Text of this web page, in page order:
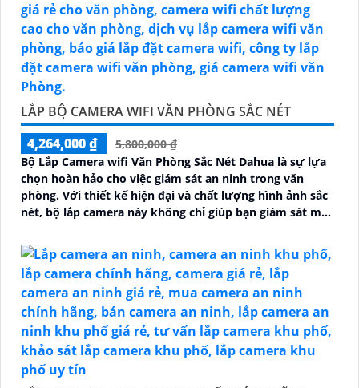
LẮP BỘ CAMERA WIFI VĂN PHÒNG SẮC NÉT
4,264,000 ₫
5,800,000 ₫
Bộ Lắp Camera wifi Văn Phòng Sắc Nét Dahua là sự lựa
chọn hoàn hảo cho việc giám sát an ninh trong văn
phòng. Với thiết kế hiện đại và chất lượng hình ảnh sắc
nét, bộ lắp camera này không chỉ giúp bạn giám sát một